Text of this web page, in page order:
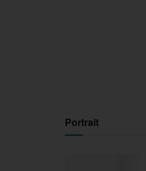
Portrait